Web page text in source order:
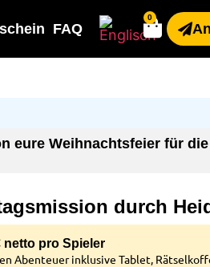
FAQ
0
eure Weihnachtsfeier für
durch
netto pro Spieler
Abenteuer inklusive Tablet,